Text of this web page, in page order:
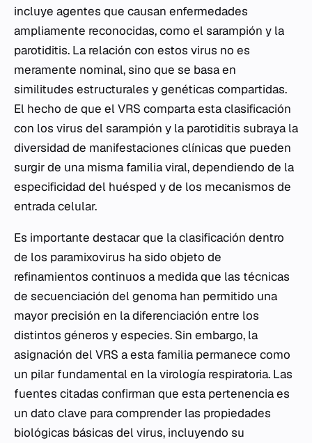
incluye agentes que causan enfermedades
ampliamente reconocidas, como el sarampión y la
parotiditis. La relación con estos virus no es
meramente nominal, sino que se basa en
similitudes estructurales y genéticas compartidas.
El hecho de que el VRS comparta esta clasificación
con los virus del sarampión y la parotiditis subraya la
diversidad de manifestaciones clínicas que pueden
surgir de una misma familia viral, dependiendo de la
especificidad del huésped y de los mecanismos de
entrada celular.
Es importante destacar que la clasificación dentro
de los paramixovirus ha sido objeto de
refinamientos continuos a medida que las técnicas
de secuenciación del genoma han permitido una
mayor precisión en la diferenciación entre los
distintos géneros y especies. Sin embargo, la
asignación del VRS a esta familia permanece como
un pilar fundamental en la virología respiratoria. Las
fuentes citadas confirman que esta pertenencia es
un dato clave para comprender las propiedades
biológicas básicas del virus, incluyendo su